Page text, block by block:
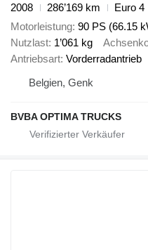
2008
286’169 km
Euro 4
Motorleistung 90 PS (66.15
Nutzlast 1’061 kg
Antriebsart Vorderradantrieb
Belgien, Genk
BVBA OPTIMA TRUCKS